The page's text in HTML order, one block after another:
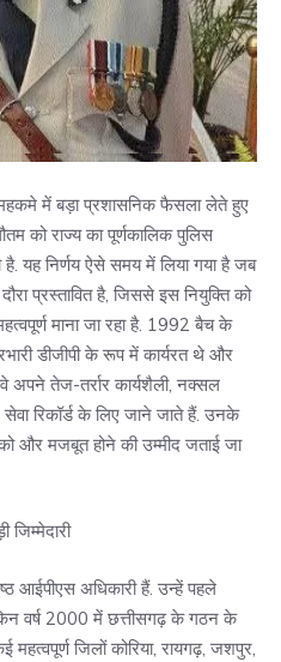
में बड़ा प्रशासनिक फैसला लेते हुए
को राज्य का पूर्णकालिक पुलिस
यह निर्णय ऐसे समय में लिया गया है जब
प्रस्तावित है, जिससे इस नियुक्ति को
माना जा रहा है. 1992 बैच के
डीजीपी के रूप में कार्यरत थे और
वे अपने तेज-तर्रार कार्यशैली, नक्सल
रिकॉर्ड के लिए जाने जाते हैं. उनके
और मजबूत होने की उम्मीद जताई जा
आईपीएस अधिकारी हैं. उन्हें पहले
वर्ष 2000 में छत्तीसगढ़ के गठन के
जिलों कोरिया, रायगढ़, जशपुर,